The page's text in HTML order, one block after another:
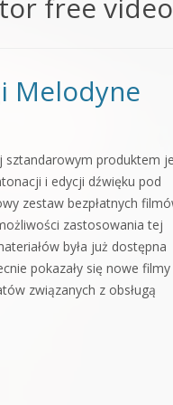
free video
Melodyne
sztandarowym produktem
i edycji dźwięku pod
zestaw bezpłatnych
zastosowania tej
była już dostępna
pokazały się nowe filmy
związanych z obsługą